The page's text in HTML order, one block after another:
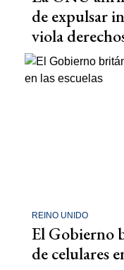
de expulsar
viola
REINO UNIDO
El Gobierno
de celulares